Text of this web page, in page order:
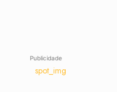
Publicidade